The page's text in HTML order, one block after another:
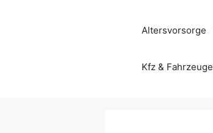
Altersvorsorge
Kfz & Fahrzeuge